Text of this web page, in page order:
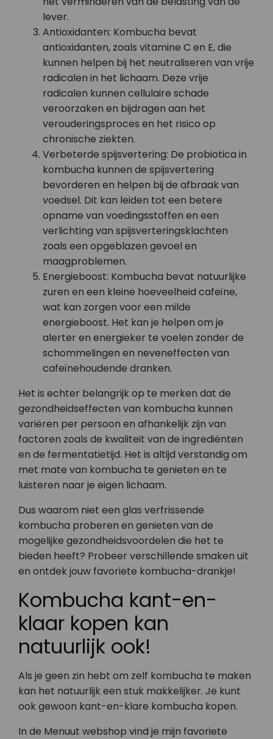
lever.
Antioxidanten: Kombucha bevat
antioxidanten, zoals vitamine C en E, die
kunnen helpen bij het neutraliseren van vrije
radicalen in het lichaam. Deze vrije
radicalen kunnen cellulaire schade
veroorzaken en bijdragen aan het
verouderingsproces en het risico op
chronische ziekten.
Verbeterde spijsvertering: De probiotica in
kombucha kunnen de spijsvertering
bevorderen en helpen bij de afbraak van
voedsel. Dit kan leiden tot een betere
opname van voedingsstoffen en een
verlichting van spijsverteringsklachten
zoals een opgeblazen gevoel en
maagproblemen.
Energieboost: Kombucha bevat natuurlijke
zuren en een kleine hoeveelheid cafeïne,
wat kan zorgen voor een milde
energieboost. Het kan je helpen om je
alerter en energieker te voelen zonder de
schommelingen en neveneffecten van
cafeïnehoudende dranken.
Het is echter belangrijk op te merken dat de
gezondheidseffecten van kombucha kunnen
variëren per persoon en afhankelijk zijn van
factoren zoals de kwaliteit van de ingrediënten
en de fermentatietijd. Het is altijd verstandig om
met mate van kombucha te genieten en te
luisteren naar je eigen lichaam.
Dus waarom niet een glas verfrissende
kombucha proberen en genieten van de
mogelijke gezondheidsvoordelen die het te
bieden heeft? Probeer verschillende smaken uit
en ontdek jouw favoriete kombucha-drankje!
Kombucha kant-en-
klaar kopen kan
natuurlijk ook!
Als je geen zin hebt om zelf kombucha te maken
kan het natuurlijk een stuk makkelijker. Je kunt
ook gewoon kant-en-klare kombucha kopen.
In de Menuut webshop vind je mijn favoriete